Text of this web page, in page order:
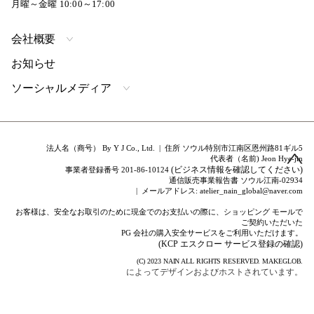
月曜～金曜 10:00～17:00
会社概要
お知らせ
ソーシャルメディア
法人名（商号） By Y J Co., Ltd. | 住所 ソウル特別市江南区恩州路81ギル5
代表者（名前) Jeon Hye-jin
事業者登録番号 201-86-10124(ビジネス情報を確認してください)
通信販売事業報告書 ソウル江南-02934
| メールアドレス: atelier_nain_global@naver.com
お客様は、安全なお取引のために現金でのお支払いの際に、ショッピング モールで
ご契約いただいた
PG 会社の購入安全サービスをご利用いただけます。
(KCP エスクロー サービス登録の確認)
(C) 2023 NAIN ALL RIGHTS RESERVED.MAKEGLOB.
によってデザインおよびホストされています。